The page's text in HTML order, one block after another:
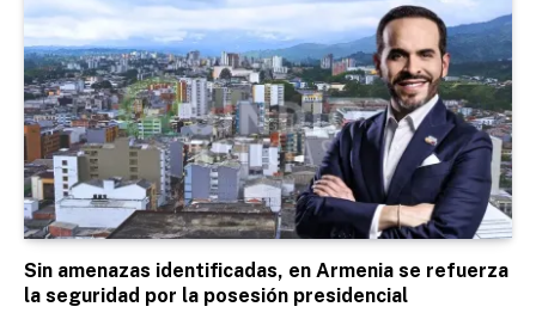
Sin amenazas identificadas, en Armenia se refuerza
la seguridad por la posesión presidencial